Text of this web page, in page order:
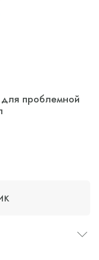
для проблемной